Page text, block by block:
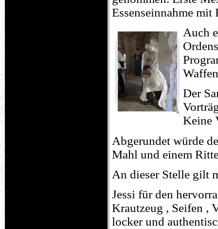
Essenseinnahme mit
Auch
Der
Keine
Abgerundet würde
Mahl und einem
An dieser Stelle gilt
Jessi für den
Krautzeug , Seifen ,
locker und